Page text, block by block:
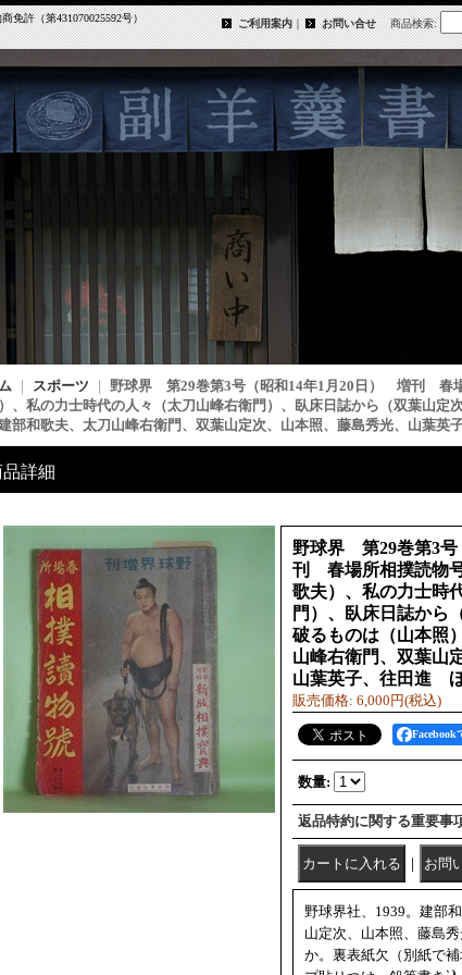
免許（第431070025592号） ご利用案内｜ お問い合せ 商品検索:
スポーツ
野球界 第29巻第3号（昭和14年1月20日） 増刊 春
、私の力士時代の人々（太刀山峰右衛門）、臥床日誌から（双葉山定
和歌夫、太刀山峰右衛門、双葉山定次、山本照、藤島秀光、山葉英
詳細
野球界 第29巻第3
刊 春場所相撲読物
歌夫）、私の力士時
門）、臥床日誌から
破るものは（山本照
山峰右衛門、双葉山
山葉英子、往田進
販売価格: 6,000円(税込)
Facebook
数量:
返品特約に関する重要事
｜
野球界社、1939。建部
山定次、山本照、藤島
か。裏表紙欠（別紙で